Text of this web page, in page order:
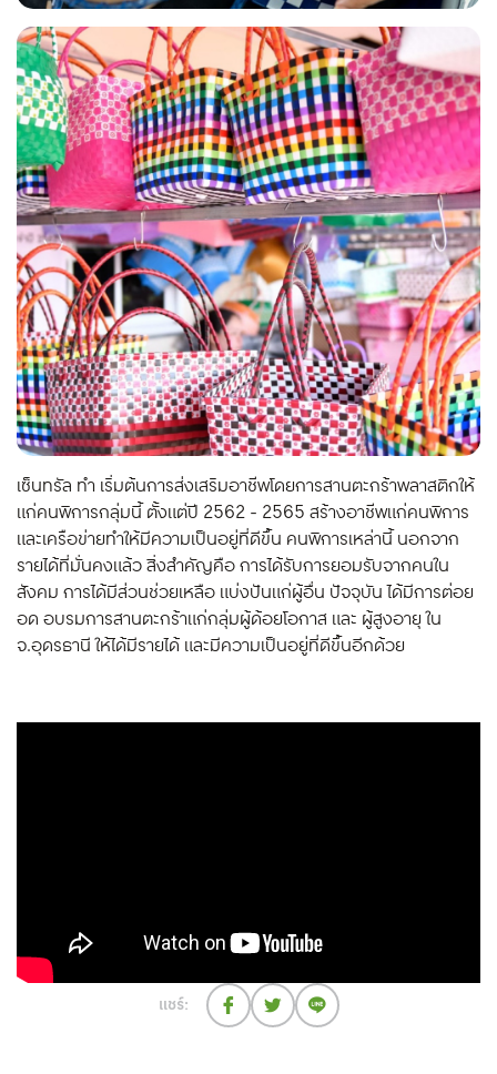
เซ็นทรัล ทำ เริ่มต้นการส่งเสริมอาชีพโดยการสานตะกร้าพลาสติกให้
แก่คนพิการกลุ่มนี้ ตั้งแต่ปี 2562 - 2565 สร้างอาชีพแก่คนพิการ
และเครือข่ายทำให้มีความเป็นอยู่ที่ดีขึ้น คนพิการเหล่านี้ นอกจาก
รายได้ที่มั่นคงแล้ว สิ่งสำคัญคือ การได้รับการยอมรับจากคนใน
สังคม การได้มีส่วนช่วยเหลือ แบ่งปันแก่ผู้อื่น ปัจจุบัน ได้มีการต่อย
อด อบรมการสานตะกร้าแก่กลุ่มผู้ด้อยโอกาส และ ผู้สูงอายุ ใน
จ.อุดรธานี ให้ได้มีรายได้ และมีความเป็นอยู่ที่ดีขึ้นอีกด้วย
แชร์: